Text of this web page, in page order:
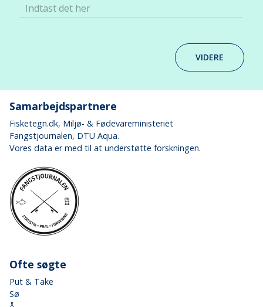
Indtast det her
VIDERE
Samarbejdspartnere
Fisketegn.dk, Miljø- & Fødevareministeriet
Fangstjournalen, DTU Aqua.
Vores data er med til at understøtte forskningen.
Ofte søgte
Put & Take
Sø